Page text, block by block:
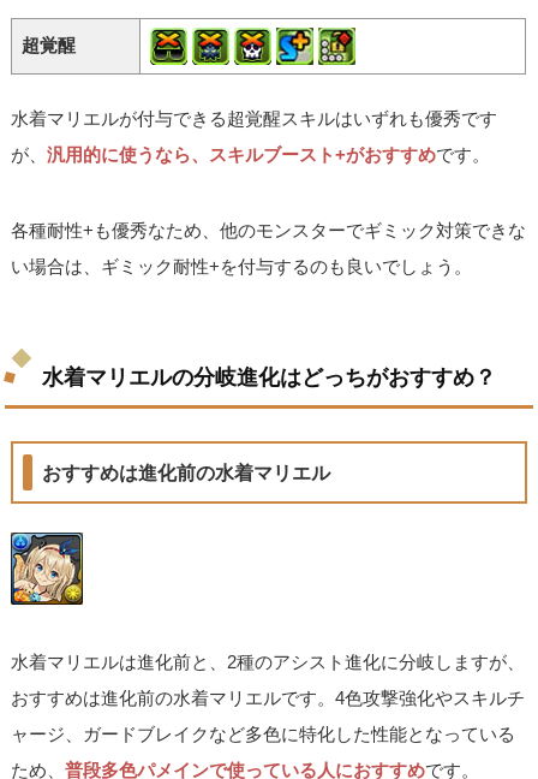
超覚醒
水着マリエルが付与できる超覚醒スキルはいずれも優秀です
が、汎用的に使うなら、スキルブースト+がおすすめです。
各種耐性+も優秀なため、他のモンスターでギミック対策できな
い場合は、ギミック耐性+を付与するのも良いでしょう。
水着マリエルの分岐進化はどっちがおすすめ？
おすすめは進化前の水着マリエル
水着マリエルは進化前と、2種のアシスト進化に分岐しますが、
おすすめは進化前の水着マリエルです。4色攻撃強化やスキルチ
ャージ、ガードブレイクなど多色に特化した性能となっている
ため、普段多色パメインで使っている人におすすめです。